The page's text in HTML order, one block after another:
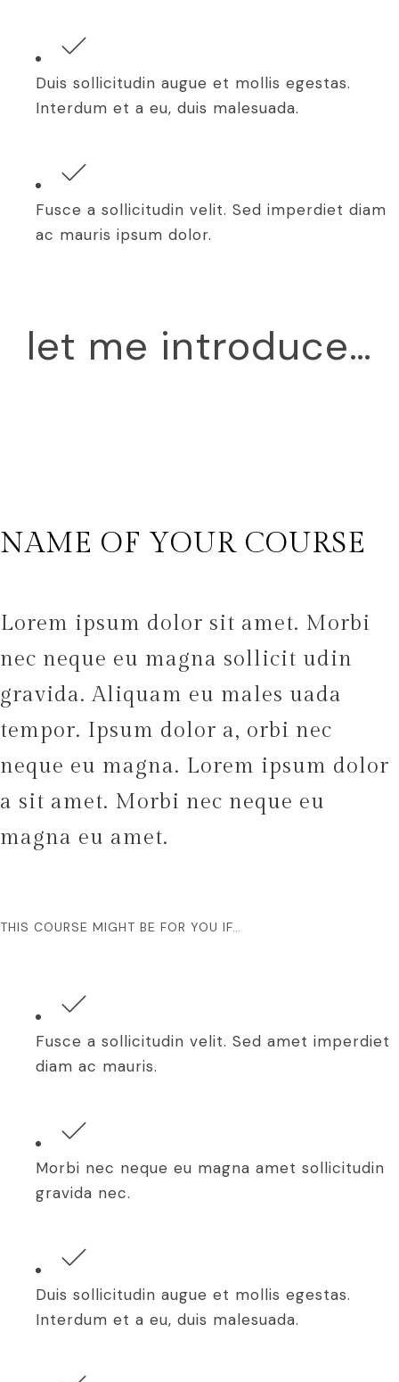
Duis sollicitudin augue et mollis egestas.
Interdum et a eu, duis malesuada.
Fusce a sollicitudin velit. Sed imperdiet diam
ac mauris ipsum dolor.
let me introduce…
NAME OF YOUR COURSE
Lorem ipsum dolor sit amet. Morbi
nec neque eu magna sollicit udin
gravida. Aliquam eu males uada
tempor. Ipsum dolor a, orbi nec
neque eu magna. Lorem ipsum dolor
a sit amet. Morbi nec neque eu
magna eu amet.
THIS COURSE MIGHT BE FOR YOU IF…
Fusce a sollicitudin velit. Sed amet imperdiet
diam ac mauris.
Morbi nec neque eu magna amet sollicitudin
gravida nec.
Duis sollicitudin augue et mollis egestas.
Interdum et a eu, duis malesuada.